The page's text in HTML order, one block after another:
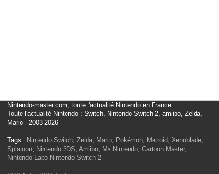
Nintendo-master.com, toute l'actualité Nintendo en France
Toute l'actualité Nintendo : Switch, Nintendo Switch 2, amiibo, Zelda,
Mario - 2003-2026
Tags : Nintendo Switch, Zelda, Mario, Pokémon, Metroid, Xenoblade,
Splatoon, Nintendo 3DS, Amiibo, My Nintendo, Cartoon Master,
Nintendo Labo Nintendo Switch 2